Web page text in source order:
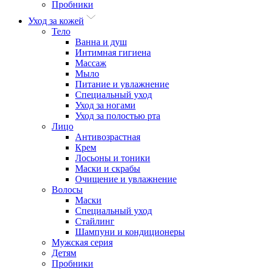
Пробники
Уход за кожей
Тело
Ванна и душ
Интимная гигиена
Массаж
Мыло
Питание и увлажнение
Специальный уход
Уход за ногами
Уход за полостью рта
Лицо
Антивозрастная
Крем
Лосьоны и тоники
Маски и скрабы
Очищение и увлажнение
Волосы
Маски
Специальный уход
Стайлинг
Шампуни и кондиционеры
Мужская серия
Детям
Пробники